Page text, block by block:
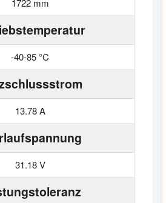
1722 mm
-40-85 °C
13.78 A
31.18 V